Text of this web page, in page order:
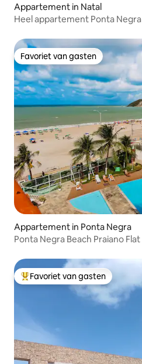
Appartement in Natal
Heel appartement Ponta Negra
Favoriet van gasten
Favoriet van gasten
Appartement in Ponta Negra
Ponta Negra Beach Praiano Flat
Topfavoriet van gasten
Favoriet van gasten